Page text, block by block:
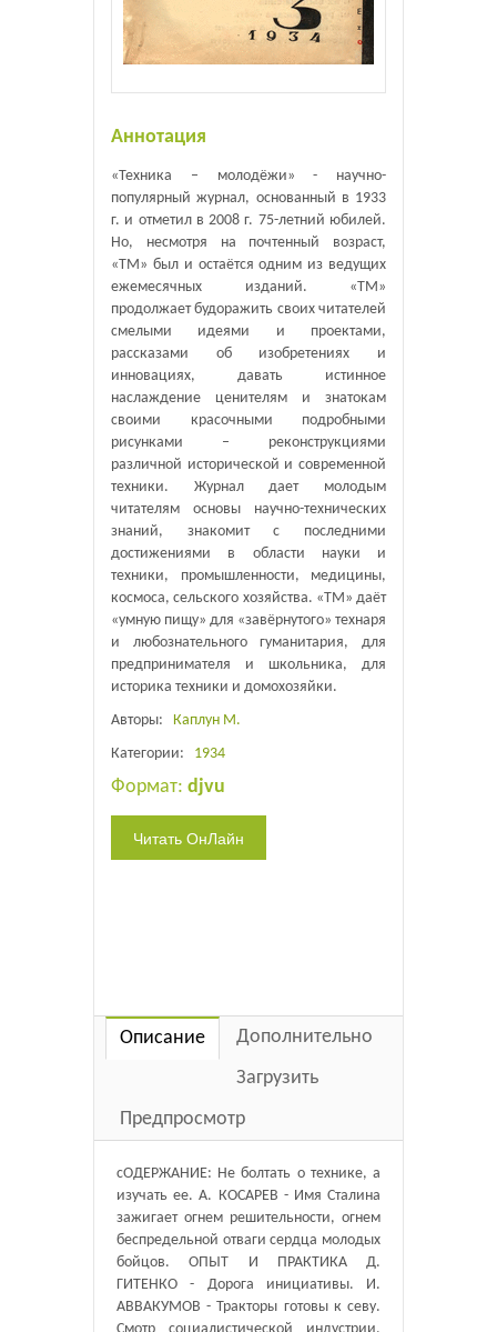
Аннотация
«Техника – молодёжи» - научно-
популярный журнал, основанный в 1933
г. и отметил в 2008 г. 75-летний юбилей.
Но, несмотря на почтенный возраст,
«ТМ» был и остаётся одним из ведущих
ежемесячных изданий. «ТМ»
продолжает будоражить своих читателей
смелыми идеями и проектами,
рассказами об изобретениях и
инновациях, давать истинное
наслаждение ценителям и знатокам
своими красочными подробными
рисунками – реконструкциями
различной исторической и современной
техники. Журнал дает молодым
читателям основы научно-технических
знаний, знакомит с последними
достижениями в области науки и
техники, промышленности, медицины,
космоса, сельского хозяйства. «ТМ» даёт
«умную пищу» для «завёрнутого» технаря
и любознательного гуманитария, для
предпринимателя и школьника, для
историка техники и домохозяйки.
Авторы: Каплун М.
Категории: 1934
Формат: djvu
Описание
Дополнительно
Загрузить
Предпросмотр
сОДЕРЖАНИЕ: Не болтать о технике, а
изучать ее. А. КОСАРЕВ - Имя Сталина
зажигает огнем решительности, огнем
беспредельной отваги сердца молодых
бойцов. ОПЫТ И ПРАКТИКА Д.
ГИТЕНКО - Дорога инициативы. И.
АВВАКУМОВ - Тракторы готовы к севу.